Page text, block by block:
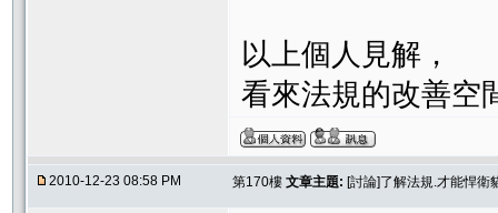
以上個人見解，
看來法規的改善空
2010-12-23 08:58 PM 第170樓 文章主題: [討論]了解法規.才能悍衛